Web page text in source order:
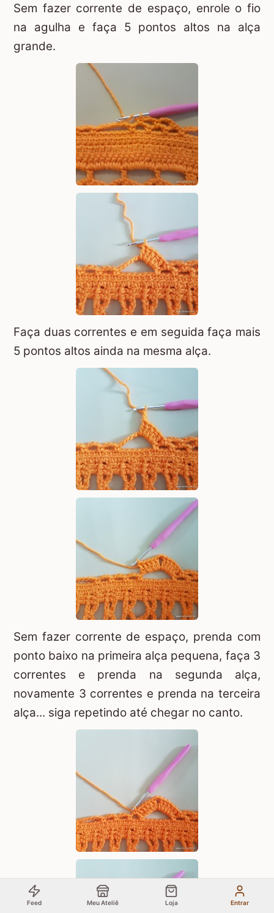
Sem fazer corrente de espaço, enrole o fio
na agulha e faça 5 pontos altos na alça
grande.
Faça duas correntes e em seguida faça mais
5 pontos altos ainda na mesma alça.
Sem fazer corrente de espaço, prenda com
ponto baixo na primeira alça pequena, faça 3
correntes e prenda na segunda alça,
novamente 3 correntes e prenda na terceira
alça... siga repetindo até chegar no canto.
Feed Meu Ateliê Loja Entrar